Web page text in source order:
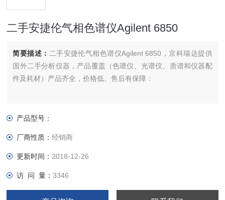
二手安捷伦气相色谱仪Agilent 6850
简要描述： 二手安捷伦气相色谱仪Agilent 6850，京科瑞达提供
国外二手分析仪器，产品覆盖（色谱仪、光谱仪、质谱和仪器配
件及耗材）产品齐全，价格低、售后有保障：
产品型号：
厂商性质：经销商
更新时间： 2018-12-26
访 问 量：3346